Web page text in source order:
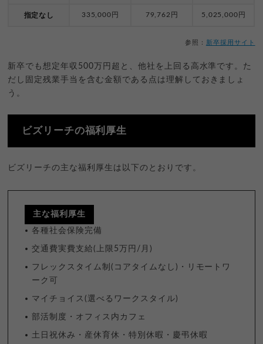
指定なし 335,000円 79,762円 5,025,000円
参照： 新卒採用サイト
新卒でも想定年収500万円超と、他社を上回る高水準です。た
だし固定残業手当を含む金額である点は理解しておきましょ
う。
ビズリーチの福利厚生
ビズリーチの主な福利厚生は以下のとおりです。
主な福利厚生
各種社会保険完備
交通費実費支給(上限5万円/月)
フレックスタイム制(コアタイムなし)・リモートワ
ーク可
マイチョイス(選べるワークスタイル)
部活制度・オフィス内カフェ
土日祝休み・産休育休・特別休暇・慶弔休暇